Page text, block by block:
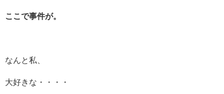
ここで事件が。
なんと私、
大好きな・・・・